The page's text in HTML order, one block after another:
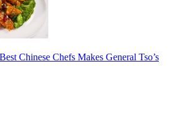
Chinese Chefs Makes General Tso’s